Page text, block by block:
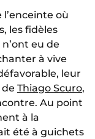
l’enceinte où
les fidèles
eu de
à vive
leur
Thiago Scuro,
Au point
à la
été à guichets